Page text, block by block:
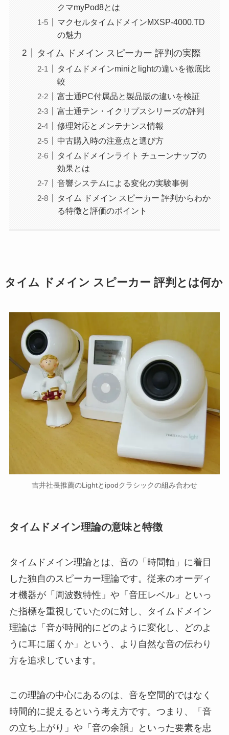
クマmyPod8とは
マクセルタイムドメインMXSP-4000.TD
の魅力
タイム ドメイン スピーカー 評判の実際
タイムドメインminiとlightの違いを徹底比
較
富士通PC付属品と製品版の違いを検証
富士通テン・イクリプスシリーズの評判
修理対応とメンテナンス情報
中古購入時の注意点と選び方
タイムドメインライト チューンナップの
効果とは
音響システムによる変化の実験事例
タイム ドメイン スピーカー 評判からわか
る特徴と評価のポイント
タイム ドメイン スピーカー 評判とは何か
吉井社長推薦のLightとipodクラシックの組み合わせ
タイムドメイン理論の意味と特徴
タイムドメイン理論とは、音の「時間軸」に着目
した独自のスピーカー理論です。従来のオーディ
オ機器が「周波数特性」や「音圧レベル」といっ
た指標を重視していたのに対し、タイムドメイン
理論は「音が時間的にどのように変化し、どのよ
うに耳に届くか」という、より自然な音の伝わり
方を追求しています。
この理論の中心にあるのは、音を空間的ではなく
時間的に捉えるという考え方です。つまり、「音
の立ち上がり」や「音の余韻」といった要素を忠